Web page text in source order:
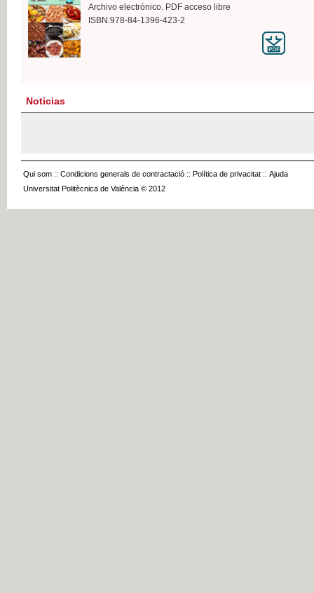
Archivo electrónico. PDF acceso libre
ISBN:978-84-1396-423-2
Noticias
Qui som :: Condicions generals de contractació :: Política de privacitat :: Ajuda
Universitat Politècnica de València © 2012